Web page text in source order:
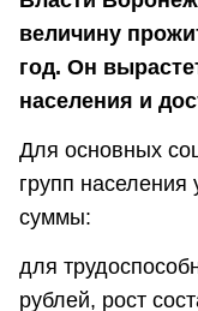
величину
год. Он
населения и
Для основных
групп
суммы:
для
рублей, рост